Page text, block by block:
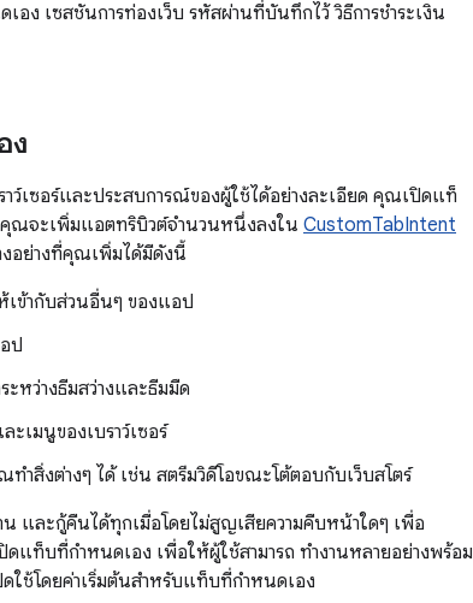
เซสชันการท่องเว็บ รหัสผ่านที่บันทึกไว้ วิธีการชำระเงิน
ง
เซอร์และประสบการณ์ของผู้ใช้ได้อย่างละเอียด คุณเปิดแท็
ณจะเพิ่มแอตทริบิวต์จำนวนหนึ่งลงใน CustomTabIntent
งอย่างที่คุณเพิ่มได้มีดังนี้
เข้ากับส่วนอื่นๆ ของแอป
ป
หว่างธีมสว่างและธีมมืด
ะเมนูของเบราว์เซอร์
ำสิ่งต่างๆ ได้ เช่น สตรีมวิดีโอขณะโต้ตอบกับเว็บสโตร์
ละกู้คืนได้ทุกเมื่อโดยไม่สูญเสียความคืบหน้าใดๆ เพื่อ
แท็บที่กำหนดเอง เพื่อให้ผู้ใช้สามารถ ทำงานหลายอย่างพร้อม
ใช้โดยค่าเริ่มต้นสำหรับแท็บที่กำหนดเอง